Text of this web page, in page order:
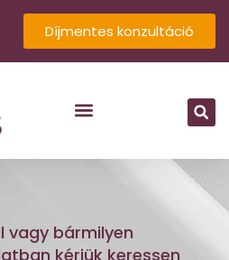
Díjmentes konzultáció
vagy bármilyen
kérjük keressen